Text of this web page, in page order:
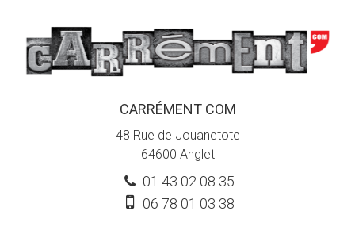
CARRÉMENT COM
48 Rue de Jouanetote
64600 Anglet
01 43 02 08 35
06 78 01 03 38